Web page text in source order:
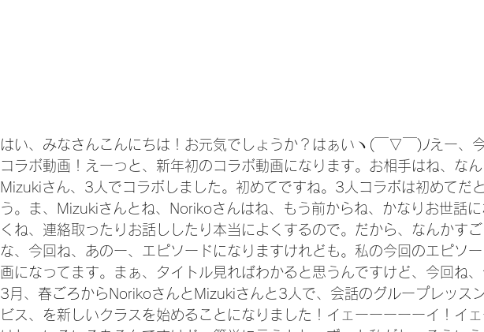
はい、みなさんこんにちは！お元気でしょうか？はぁいヽ(￣▽￣)ﾉえー、
コラボ動画！えーっと、新年初のコラボ動画になります。お相手はね、な
Mizukiさん、3人でコラボしました。初めてですね。3人コラボは初めてだ
う。ま、Mizukiさんとね、Norikoさんはね、もう前からね、かなりお世話
くね、連絡取ったりお話ししたり本当によくするので。だから、なんかす
な、今回ね、あのー、エピソードになりますけれども。私の今回のエピソ
画になってます。まぁ、タイトル見ればわかると思うんですけど、今回ね
3月、春ごろからNorikoさんとMizukiさんと3人で、会話のグループレッス
ビス、を新しいクラスを始めることになりました！イェーーーーーイ！イ